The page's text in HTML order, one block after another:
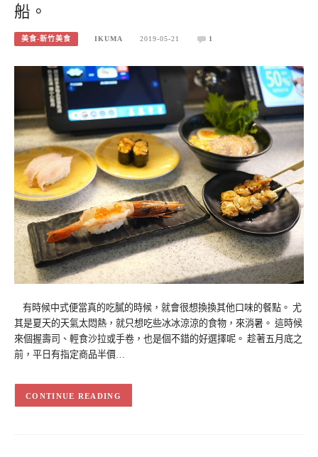
船。
美食-新竹美食 IKUMA 2019-05-21 1
有時候中式便當真的吃膩的時候，就會很想換換其他口味的餐點。 尤
其是夏天的天氣太悶熱，就只想吃些冰冰涼涼的食物，來消暑。 這時候
來個握壽司、輕食沙拉或手卷，也是個不錯的好選擇呢。 趁著五月底之
前，平日有指定商品半價…
CONTINUE READING